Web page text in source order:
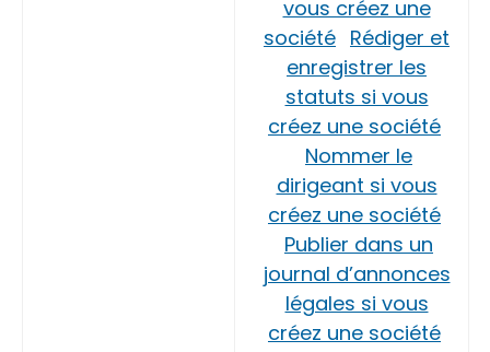
vous créez une
société Rédiger et
enregistrer les
statuts si vous
créez une société
Nommer le
dirigeant si vous
créez une société
Publier dans un
journal d’annonces
légales si vous
créez une société